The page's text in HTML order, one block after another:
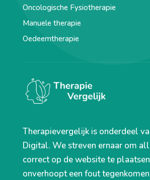
Oncologische Fysiotherapie
Manuele therapie
Oedeemtherapie
Therapievergelijk is onderdeel
Digital. We streven ernaar om
correct op de website te
onverhoopt een fout